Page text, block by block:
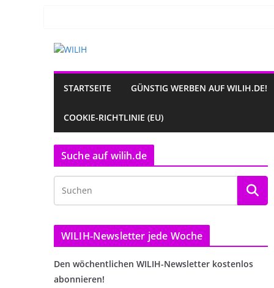
STARTSEITE GÜNSTIG WERBEN AUF WILIH.DE!
COOKIE-RICHTLINIE (EU)
Suche auf wilih.de
WILIH-Newsletter jede Woche
Den wöchentlichen WILIH-Newsletter kostenlos
abonnieren!